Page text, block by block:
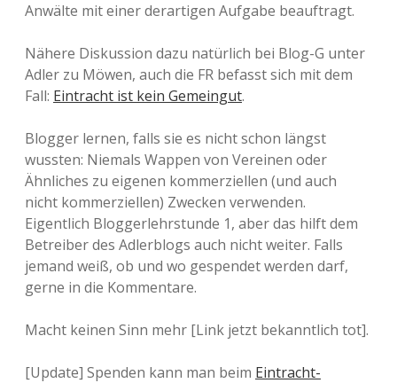
Anwälte mit einer derartigen Aufgabe beauftragt.
Nähere Diskussion dazu natürlich bei Blog-G unter
Adler zu Möwen, auch die FR befasst sich mit dem
Fall: Eintracht ist kein Gemeingut.
Blogger lernen, falls sie es nicht schon längst
wussten: Niemals Wappen von Vereinen oder
Ähnliches zu eigenen kommerziellen (und auch
nicht kommerziellen) Zwecken verwenden.
Eigentlich Bloggerlehrstunde 1, aber das hilft dem
Betreiber des Adlerblogs auch nicht weiter. Falls
jemand weiß, ob und wo gespendet werden darf,
gerne in die Kommentare.
Macht keinen Sinn mehr [Link jetzt bekanntlich tot].
[Update] Spenden kann man beim Eintracht-